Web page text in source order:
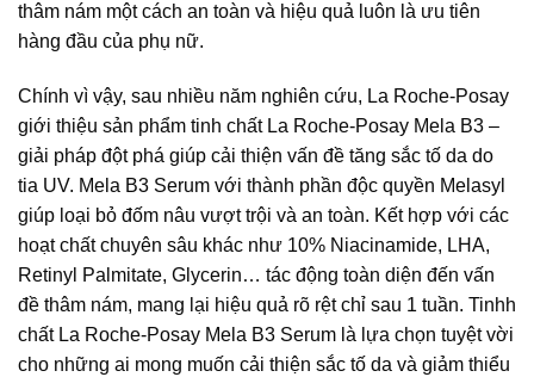
thâm nám một cách an toàn và hiệu quả luôn là ưu tiên
hàng đầu của phụ nữ.
Chính vì vậy, sau nhiều năm nghiên cứu, La Roche-Posay
giới thiệu sản phẩm tinh chất La Roche-Posay Mela B3 –
giải pháp đột phá giúp cải thiện vấn đề tăng sắc tố da do
tia UV. Mela B3 Serum với thành phần độc quyền Melasyl
giúp loại bỏ đốm nâu vượt trội và an toàn. Kết hợp với các
hoạt chất chuyên sâu khác như 10% Niacinamide, LHA,
Retinyl Palmitate, Glycerin… tác động toàn diện đến vấn
đề thâm nám, mang lại hiệu quả rõ rệt chỉ sau 1 tuần. Tinhh
chất La Roche-Posay Mela B3 Serum là lựa chọn tuyệt vời
cho những ai mong muốn cải thiện sắc tố da và giảm thiểu